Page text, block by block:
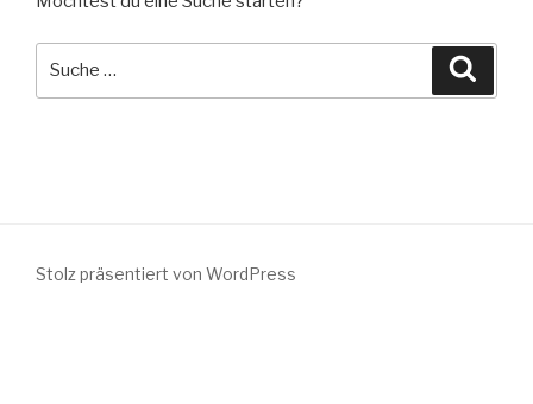
Stolz präsentiert von WordPress